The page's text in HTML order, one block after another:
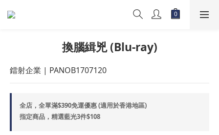
換腦緝兇 (Blu-ray)
鐳射企業 | PANOB1707120
全店，全單滿$390免運優惠 (適用於香港地區)
指定商品，精選藍光3件$108